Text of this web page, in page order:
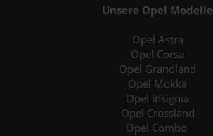
Unsere Opel Modelle
Opel Astra
Opel Corsa
Opel Grandland
Opel Mokka
Opel Insignia
Opel Crossland
Opel Combo